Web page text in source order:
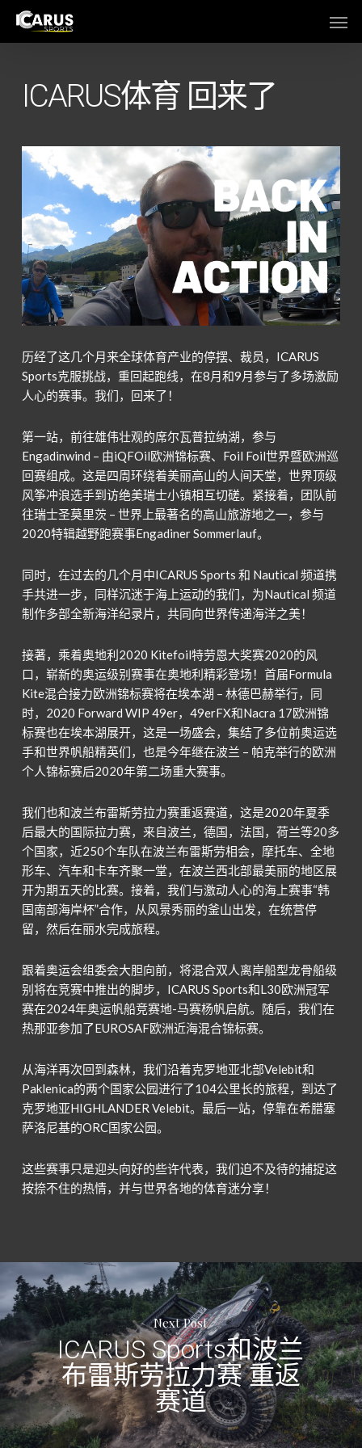
Skip
main
ICARUS体育 回来了
历经了这几个月来全球体育产业的停摆、裁员，ICARUS
Sports克服挑战，重回起跑线，在8月和9月参与了多场激励
人心的赛事。我们，
回来了 ！
第一站，前往雄伟壮观的席尔瓦普拉纳湖，参与
Engadinwind – 由iQFOil欧洲锦标赛、Foil Foil世界暨欧洲巡
回赛组成。这是四周环绕着美丽高山的人间天堂，世界顶级
风筝冲浪选手到访绝美瑞士小镇相互切磋。紧接着，团队前
往瑞士圣莫里茨 – 世界上最著名的高山旅游地之一，参与
2020特辑越野跑赛事Engadiner Sommerlauf。
同时，在过去的几个月中ICARUS Sports 和 Nautical 频道携
手共进一步，同样沉迷于海上运动的我们，为Nautical 频道
制作多部全新海洋纪录片，共同向世界传递海洋之美！
接著，乘着奥地利2020 Kitefoil特劳恩大奖赛2020的风
口，崭新的奥运级别赛事在奥地利精彩登场！首届Formula
Kite混合接力欧洲锦标赛将在埃本湖 – 林德巴赫举行，同
时，2020 Forward WIP 49er，49erFX和Nacra 17欧洲锦
标赛也在埃本湖展开，这是一场盛会，集结了多位前奥运选
手和世界帆船精英们，也是今年继在波兰 – 帕克举行的欧洲
个人锦标赛后2020年第二场重大赛事。
我们也和波兰布雷斯劳拉力赛重返赛道，这是2020年夏季
后最大的国际拉力赛，来自波兰，德国，法国，荷兰等20多
个国家，近250个车队在波兰布雷斯劳相会，摩托车、全地
形车、汽车和卡车齐聚一堂，在波兰西北部最美丽的地区展
开为期五天的比赛。接着，我们与激动人心的海上赛事“韩
国南部海岸杯”合作，从风景秀丽的釜山出发，在统营停
留，然后在丽水完成旅程。
跟着奥运会组委会大胆向前，将混合双人离岸船型龙骨船级
别将在竞赛中推出的脚步，ICARUS Sports和L30欧洲冠军
赛在2024年奥运帆船竞赛地-马赛杨帆启航。随后，我们在
热那亚参加了EUROSAF欧洲近海混合锦标赛。
从海洋再次回到森林，我们沿着克罗地亚北部Velebit和
Paklenica的两个国家公园进行了104公里长的旅程，到达了
克罗地亚HIGHLANDER Velebit。最后一站，停靠在希腊塞
萨洛尼基的ORC国家公园。
这些赛事只是迎头向好的些许代表，我们迫不及待的捕捉这
按捺不住的热情，并与世界各地的体育迷分享！
Next Post
ICARUS Sports和波兰
布雷斯劳拉力赛 重返
赛道